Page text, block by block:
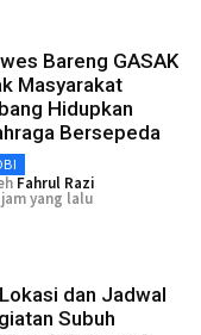
Bareng GASAK
Masyarakat
Hidupkan
Bersepeda
Fahrul Razi
yang lalu
dan Jadwal
Subuh